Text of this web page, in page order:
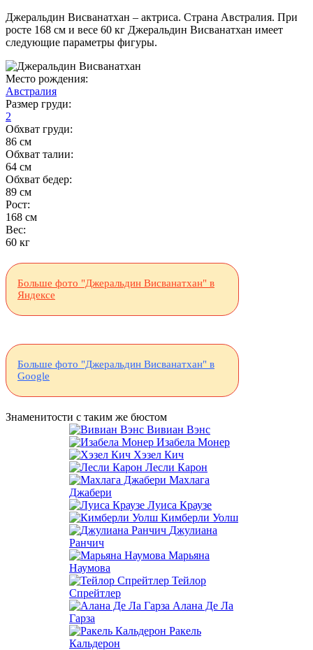
Джеральдин Висванатхан – актриса. Страна Австралия. При
росте 168 см и весе 60 кг Джеральдин Висванатхан имеет
следующие параметры фигуры.
Место рождения:
Австралия
Размер груди:
2
Обхват груди:
86 см
Обхват талии:
64 см
Обхват бедер:
89 см
Рост:
168 см
Вес:
60 кг
Больше фото "Джеральдин Висванатхан" в
Яндексе
Больше фото "Джеральдин Висванатхан" в
Google
Знаменитости с таким же бюстом
Вивиан Вэнс
Изабела Монер
Хэзел Кич
Лесли Карон
Махлага
Джабери
Луиса Краузе
Кимберли Уолш
Джулиана
Ранчич
Марьяна
Наумова
Тейлор
Спрейтлер
Алана Де Ла
Гарза
Ракель
Кальдерон